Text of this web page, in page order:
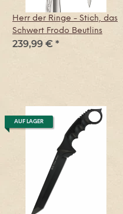
Herr der Ringe - Stich, das
Schwert Frodo Beutlins
239,99 € *
AUF LAGER